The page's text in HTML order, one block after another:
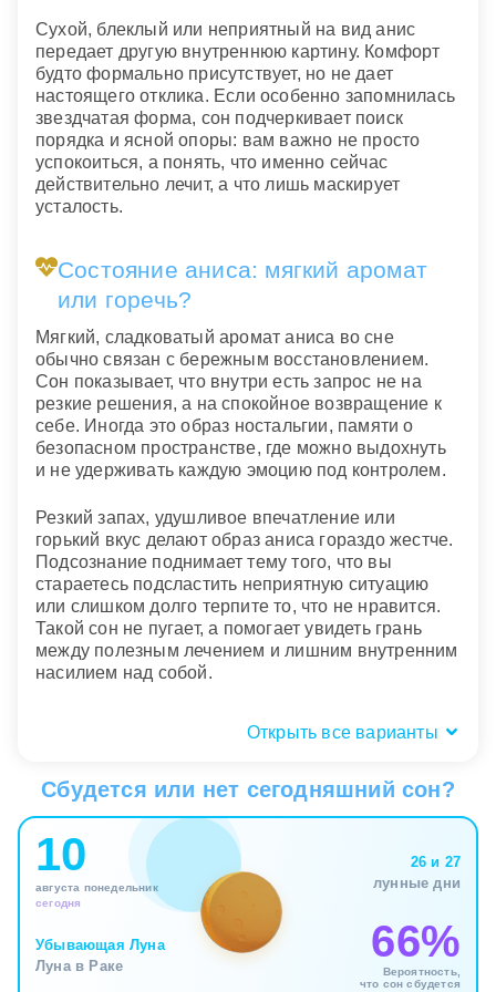
Сухой, блеклый или неприятный на вид анис
передает другую внутреннюю картину. Комфорт
будто формально присутствует, но не дает
настоящего отклика. Если особенно запомнилась
звездчатая форма, сон подчеркивает поиск
порядка и ясной опоры: вам важно не просто
успокоиться, а понять, что именно сейчас
действительно лечит, а что лишь маскирует
усталость.
Состояние аниса: мягкий аромат
или горечь?
Мягкий, сладковатый аромат аниса во сне
обычно связан с бережным восстановлением.
Сон показывает, что внутри есть запрос не на
резкие решения, а на спокойное возвращение к
себе. Иногда это образ ностальгии, памяти о
безопасном пространстве, где можно выдохнуть
и не удерживать каждую эмоцию под контролем.
Резкий запах, удушливое впечатление или
горький вкус делают образ аниса гораздо жестче.
Подсознание поднимает тему того, что вы
стараетесь подсластить неприятную ситуацию
или слишком долго терпите то, что не нравится.
Такой сон не пугает, а помогает увидеть грань
между полезным лечением и лишним внутренним
насилием над собой.
Открыть все варианты
Анис на кухне, в чашке чая или в домашней
выпечке во сне усиливает тему уюта и личной
среды. Здесь важны не сами специи, а
пространство, в котором они появляются. Сон
переносит внимание к быту, отношениям с
близкими и простым ритуалам, через которые вы
обычно восстанавливаете устойчивость и
душевное тепло.
Сбудется или нет сегодняшний сон?
10
августа понедельник
сегодня
Убывающая Луна
Луна в Раке
26 и 27
лунные дни
66%
Вероятность,
что сон сбудется